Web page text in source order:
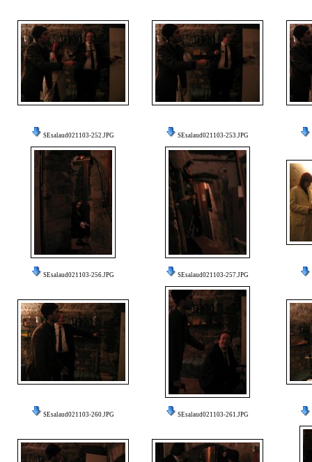
SEsalaud021103-252.JPG SEsalaud021103-253.JPG
SEsalaud021103-256.JPG SEsalaud021103-257.JPG
SEsalaud021103-260.JPG SEsalaud021103-261.JPG